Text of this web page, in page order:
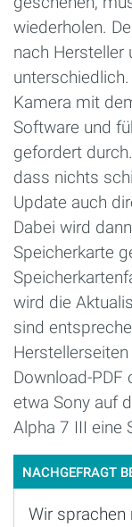
wiederholen.
nach Hersteller
Kamera mit
Software und
gefordert
dass nichts
Update auch
Dabei wird
Speicherkarte
wird die
sind
Download-PDF
etwa Sony auf
Alpha 7 III eine
NACHGEFRAGT
Wir sprachen